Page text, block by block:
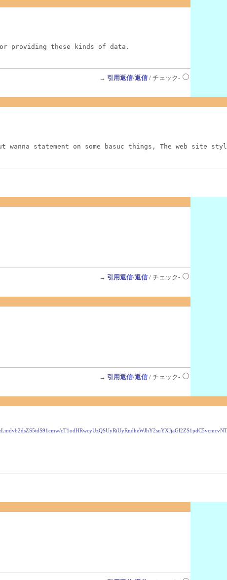
providing these kinds of data.
→ 引用返信/返信/ チェック-
statement on some basuc things, The web
→ 引用返信/返信/ チェック-
→ 引用返信/返信/ チェック-